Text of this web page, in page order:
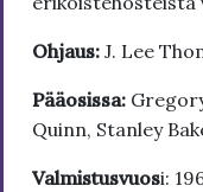
Ohjaus: J. Lee
Pääosissa:
Quinn, Stanley
Valmistusvuosi: